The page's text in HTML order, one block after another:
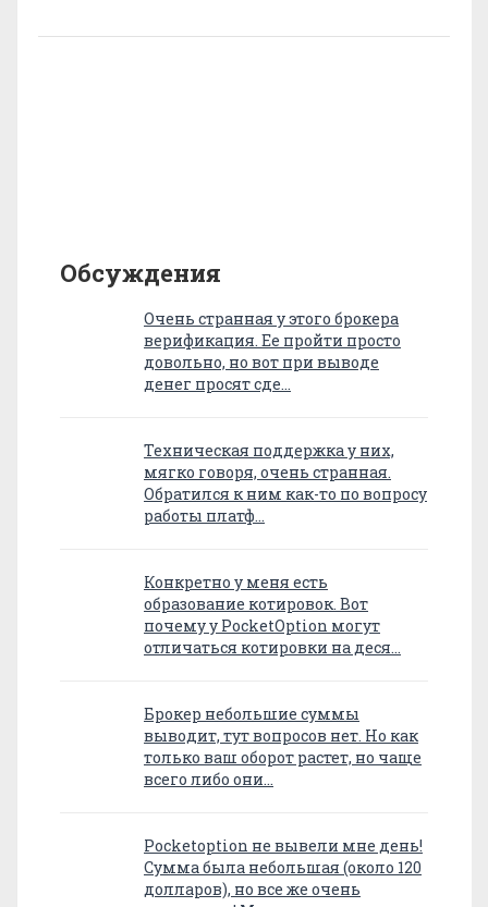
Обсуждения
Очень странная у этого брокера
верификация. Ее пройти просто
довольно, но вот при выводе
денег просят сде…
Техническая поддержка у них,
мягко говоря, очень странная.
Обратился к ним как-то по вопросу
работы платф…
Конкретно у меня есть
образование котировок. Вот
почему у PocketOption могут
отличаться котировки на деся…
Брокер небольшие суммы
выводит, тут вопросов нет. Но как
только ваш оборот растет, но чаще
всего либо они…
Pocketoption не вывели мне день!
Сумма была небольшая (около 120
долларов), но все же очень